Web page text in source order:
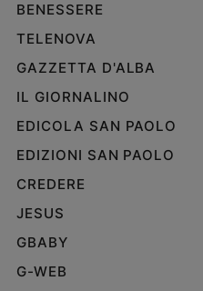
BENESSERE
TELENOVA
GAZZETTA D'ALBA
IL GIORNALINO
EDICOLA SAN PAOLO
EDIZIONI SAN PAOLO
CREDERE
JESUS
GBABY
G-WEB